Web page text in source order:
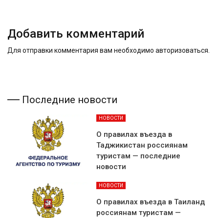
Добавить комментарий
Для отправки комментария вам необходимо авторизоваться
Последние новости
НОВОСТИ
О правилах въезда в
Таджикистан россиянам
туристам — последние
новости
НОВОСТИ
О правилах въезда в Таиланд
россиянам туристам —